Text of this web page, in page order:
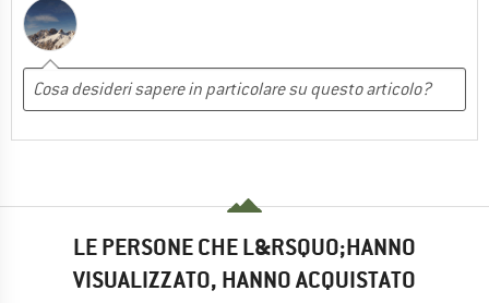
LE PERSONE CHE L&RSQUO;HANNO
VISUALIZZATO, HANNO ACQUISTATO